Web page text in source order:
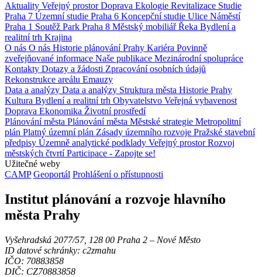
Aktuality Veřejný prostorDoprava Ekologie Revitalizace Studie
Praha 7 Územní studie Praha 6 Koncepční studie Ulice Náměstí
Praha 1 Soutěž Park Praha 8 Městský mobiliářŘeka Bydlení a
realitní trh Krajina
O nás O nás Historie plánování Prahy Kariéra Povinně
zveřejňované informace Naše publikace Mezinárodní spolupráce
Kontakty Dotazy a žádosti Zpracování osobních údajů
Rekonstrukce areálu Emauzy
Data a analýzy Data a analýzy Struktura města Historie Prahy
Kultura Bydlení a realitní trh Obyvatelstvo Veřejná vybavenost
Doprava Ekonomika Životní prostředí
Plánování města Plánování města Městské strategie Metropolitní
plán Platný územní plán Zásady územního rozvoje Pražské stavební
předpisy Územně analytické podklady Veřejný prostorRozvoj
městských čtvrtíParticipace - Zapojte se!
Užitečné weby
CAMP Geoportál Prohlášení o přístupnosti
Institut plánování a rozvoje hlavního
města Prahy
Vyšehradská 2077/57, 128 00 Praha 2 ‒ Nové Město
ID datové schránky: c2zmahu
IČO: 70883858
DIČ: CZ70883858